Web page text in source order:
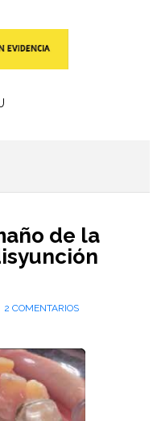
de la
2 COMENTARIOS